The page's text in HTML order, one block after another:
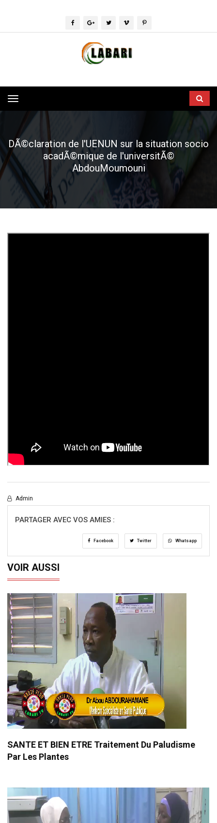
Toggle
navigation
DÃ©claration de l'UENUN sur la situation socio
acadÃ©mique de l'universitÃ©
AbdouMoumouni
Admin
PARTAGER AVEC VOS AMIES :
Facebook Twitter Whatsapp
VOIR AUSSI
SANTE ET BIEN ETRE Traitement Du Paludisme
Par Les Plantes